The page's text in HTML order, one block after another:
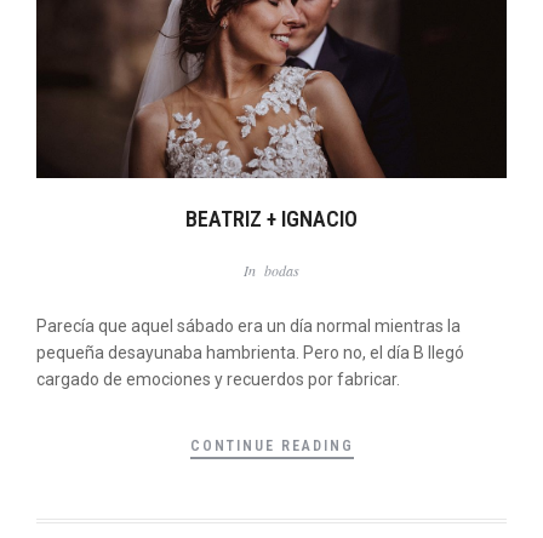
BEATRIZ + IGNACIO
In bodas
Parecía que aquel sábado era un día normal mientras la
pequeña desayunaba hambrienta. Pero no, el día B llegó
cargado de emociones y recuerdos por fabricar.
CONTINUE READING